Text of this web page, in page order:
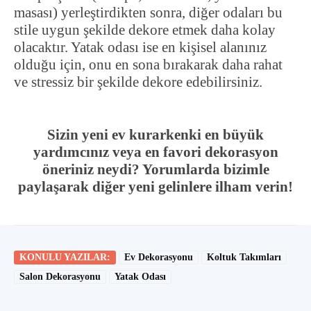
masası) yerleştirdikten sonra, diğer odaları bu
stile uygun şekilde dekore etmek daha kolay
olacaktır. Yatak odası ise en kişisel alanınız
olduğu için, onu en sona bırakarak daha rahat
ve stressiz bir şekilde dekore edebilirsiniz.
Sizin yeni ev kurarkenki en büyük
yardımcınız veya en favori dekorasyon
öneriniz neydi? Yorumlarda bizimle
paylaşarak diğer yeni gelinlere ilham verin!
KONULU YAZILAR: Ev Dekorasyonu
Koltuk Takımları
Salon Dekorasyonu
Yatak Odası